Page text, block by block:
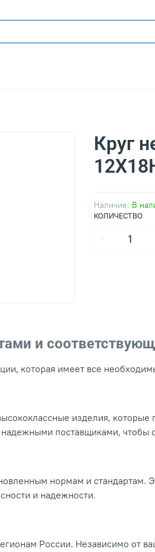
Наличие: В
Круг
КОЛИЧЕСТВО
и
которая имеет все
изделия,
поставщиками,
нормам и стандартам.
и надежности.
России. Независимо от